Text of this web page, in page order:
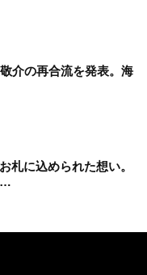
敬介の再合流を発表。海
札に込められた想い。
…